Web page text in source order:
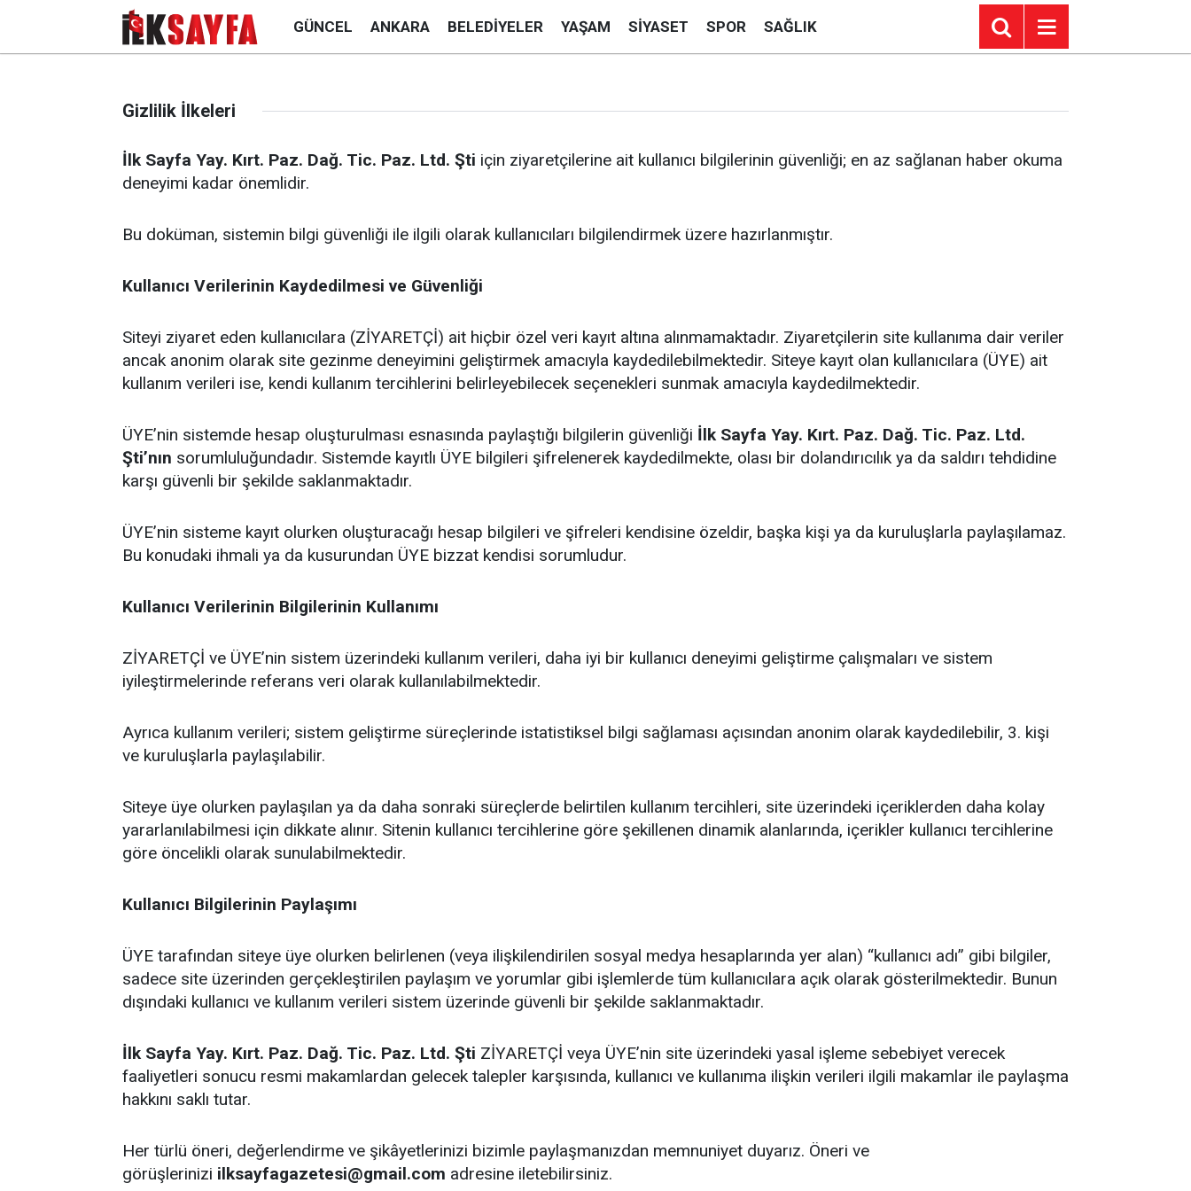
GÜNCEL ANKARA BELEDIYELER YAŞAM SIYASET SPOR SAĞLIK
Gizlilik İlkeleri
İlk Sayfa Yay. Kırt. Paz. Dağ. Tic. Paz. Ltd. Şti için ziyaretçilerine ait kullanıcı bilgilerinin güvenliği; en az sağlanan haber okuma
deneyimi kadar önemlidir.
Bu doküman, sistemin bilgi güvenliği ile ilgili olarak kullanıcıları bilgilendirmek üzere hazırlanmıştır.
Kullanıcı Verilerinin Kaydedilmesi ve Güvenliği
Siteyi ziyaret eden kullanıcılara (ZİYARETÇİ) ait hiçbir özel veri kayıt altına alınmamaktadır. Ziyaretçilerin site kullanıma dair veriler
ancak anonim olarak site gezinme deneyimini geliştirmek amacıyla kaydedilebilmektedir. Siteye kayıt olan kullanıcılara (ÜYE) ait
kullanım verileri ise, kendi kullanım tercihlerini belirleyebilecek seçenekleri sunmak amacıyla kaydedilmektedir.
ÜYE’nin sistemde hesap oluşturulması esnasında paylaştığı bilgilerin güvenliği İlk Sayfa Yay. Kırt. Paz. Dağ. Tic. Paz. Ltd.
Şti’nın sorumluluğundadır. Sistemde kayıtlı ÜYE bilgileri şifrelenerek kaydedilmekte, olası bir dolandırıcılık ya da saldırı tehdidine
karşı güvenli bir şekilde saklanmaktadır.
ÜYE’nin sisteme kayıt olurken oluşturacağı hesap bilgileri ve şifreleri kendisine özeldir, başka kişi ya da kuruluşlarla paylaşılamaz.
Bu konudaki ihmali ya da kusurundan ÜYE bizzat kendisi sorumludur.
Kullanıcı Verilerinin Bilgilerinin Kullanımı
ZİYARETÇİ ve ÜYE’nin sistem üzerindeki kullanım verileri, daha iyi bir kullanıcı deneyimi geliştirme çalışmaları ve sistem
iyileştirmelerinde referans veri olarak kullanılabilmektedir.
Ayrıca kullanım verileri; sistem geliştirme süreçlerinde istatistiksel bilgi sağlaması açısından anonim olarak kaydedilebilir, 3. kişi
ve kuruluşlarla paylaşılabilir.
Siteye üye olurken paylaşılan ya da daha sonraki süreçlerde belirtilen kullanım tercihleri, site üzerindeki içeriklerden daha kolay
yararlanılabilmesi için dikkate alınır. Sitenin kullanıcı tercihlerine göre şekillenen dinamik alanlarında, içerikler kullanıcı tercihlerine
göre öncelikli olarak sunulabilmektedir.
Kullanıcı Bilgilerinin Paylaşımı
ÜYE tarafından siteye üye olurken belirlenen (veya ilişkilendirilen sosyal medya hesaplarında yer alan) “kullanıcı adı” gibi bilgiler,
sadece site üzerinden gerçekleştirilen paylaşım ve yorumlar gibi işlemlerde tüm kullanıcılara açık olarak gösterilmektedir. Bunun
dışındaki kullanıcı ve kullanım verileri sistem üzerinde güvenli bir şekilde saklanmaktadır.
İlk Sayfa Yay. Kırt. Paz. Dağ. Tic. Paz. Ltd. Şti ZİYARETÇİ veya ÜYE’nin site üzerindeki yasal işleme sebebiyet verecek
faaliyetleri sonucu resmi makamlardan gelecek talepler karşısında, kullanıcı ve kullanıma ilişkin verileri ilgili makamlar ile paylaşma
hakkını saklı tutar.
Her türlü öneri, değerlendirme ve şikâyetlerinizi bizimle paylaşmanızdan memnuniyet duyarız. Öneri ve
görüşlerinizi ilksayfagazetesi@gmail.com adresine iletebilirsiniz.